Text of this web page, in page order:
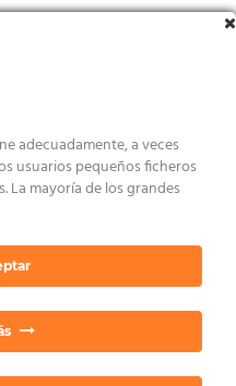
restaurar de forma
desde Configuración,
y Hora/Cambiar Zona
adecuadamente, a veces
usuarios pequeños ficheros
La mayoría de los grandes